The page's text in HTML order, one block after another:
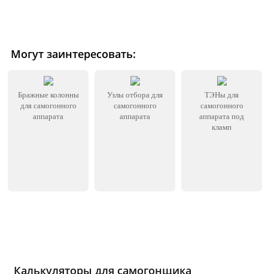
Могут заинтересовать:
Бражные колонны
для самогонного
аппарата
Узлы отбора для
самогонного
аппарата
ТЭНы для
самогонного
аппарата под
кламп
Калькуляторы для самогонщика